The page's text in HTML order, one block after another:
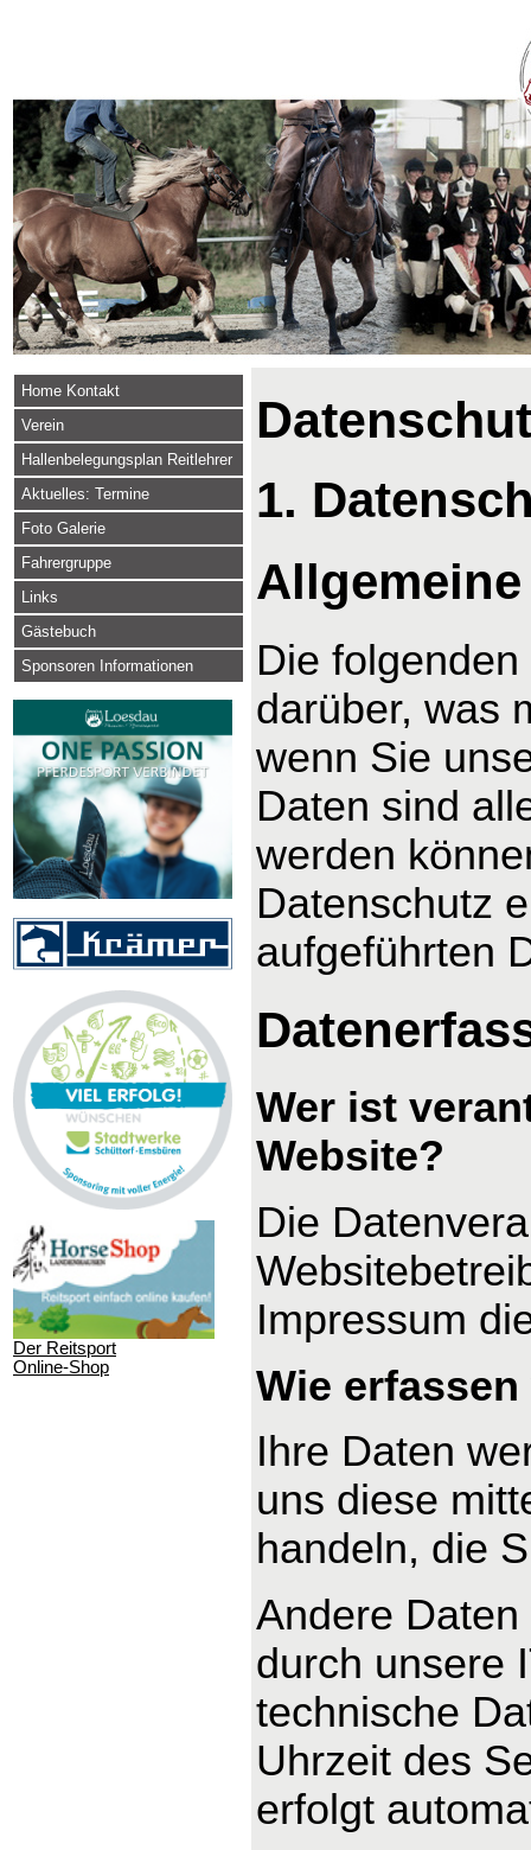
Home Kontakt
Verein
Hallenbelegungsplan Reitlehrer
Aktuelles: Termine
Foto Galerie
Fahrergruppe
Links
Gästebuch
Sponsoren Informationen
Der Reitsport
Online-Shop
1.
Die
darüber, was
wenn Sie
Daten sind
werden
Datenschutz
aufgeführten
Wer ist
Website?
Die
Impressum
Wie
Ihre Daten
uns diese
handeln, die
Andere
durch unsere
technische
Uhrzeit des
erfolgt